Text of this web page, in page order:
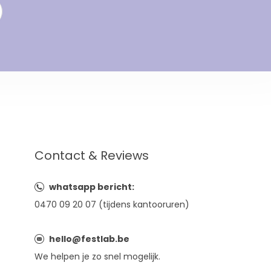
Contact & Reviews
whatsapp bericht:
0470 09 20 07 (tijdens kantooruren)
hello@festlab.be
We helpen je zo snel mogelijk.